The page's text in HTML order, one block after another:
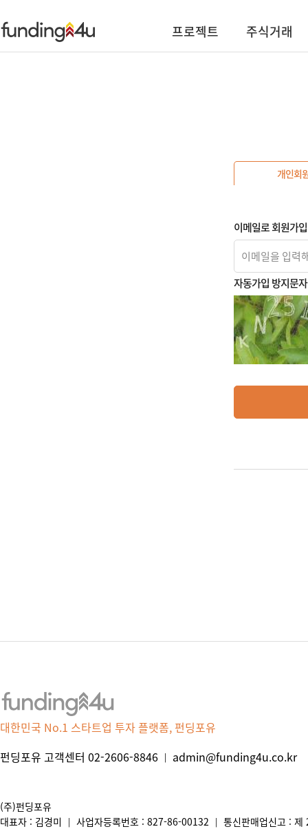
프로젝트 주식거래
개인회
이메일로 회원가입
자동가입 방지문자
대한민국 No.1 스타트업 투자 플랫폼, 펀딩포유
펀딩포유 고객센터 02-2606-8846 | admin@funding4u.co.kr
(주)펀딩포유
대표자 : 김경미
| 사업자등록번호 : 827-86-00132 | 통신판매업신고 :